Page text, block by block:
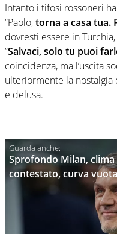
Intanto i tifosi rossoneri
“Paolo,torna a casa tua.
dovresti essere in
“Salvaci, solo tu puoi
coincidenza, ma l’uscita
ulteriormente la
e delusa.
Sprofondo Milan, clima
contestato, curva